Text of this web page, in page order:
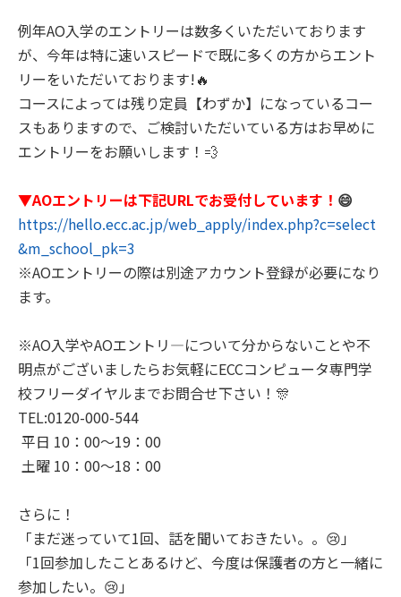
例年AO入学のエントリーは数多くいただいております
が、今年は特に速いスピードで既に多くの方からエント
リーをいただいております!🔥
コースによっては残り定員【わずか】になっているコー
スもありますので、ご検討いただいている方はお早めに
エントリーをお願いします！💨
▼AOエントリーは下記URLでお受付しています！ 😄
https://hello.ecc.ac.jp/web_apply/index.php?c=select
&m_school_pk=3
※AOエントリーの際は別途アカウント登録が必要になり
ます。
※AO入学やAOエントリ―について分からないことや不
明点がございましたらお気軽にECCコンピュータ専門学
校フリーダイヤルまでお問合せ下さい！🎊
TEL:0120-000-544
平日 10：00～19：00
土曜 10：00～18：00
さらに！
「まだ迷っていて1回、話を聞いておきたい。。😢」
「1回参加したことあるけど、今度は保護者の方と一緒に
参加したい。😢」